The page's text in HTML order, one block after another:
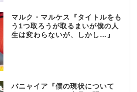
マルク・マルケス『タイトルをも
う1つ取ろうが取るまいが僕の人
生は変わらないが、しかし…』
バニャイア『僕の現状について